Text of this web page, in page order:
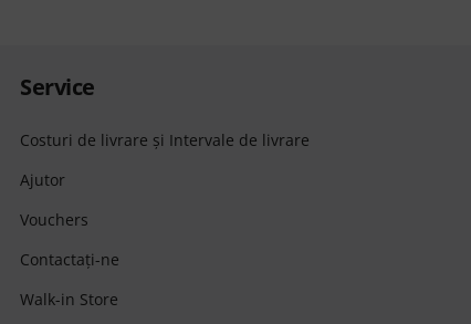
Service
Costuri de livrare şi Intervale de livrare
Ajutor
Vouchers
Contactaţi-ne
Walk-in Store